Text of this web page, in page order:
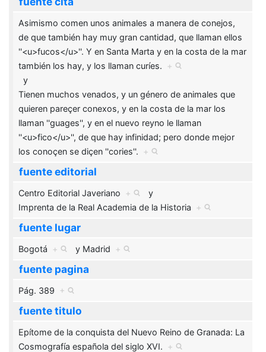
Asimismo comen unos animales a manera de conejos,
de que también hay muy gran cantidad, que llaman ellos
''<u>fucos</u>''. Y en Santa Marta y en la costa de la mar
también los hay, y los llaman curíes.
+
y
Tienen muchos venados, y un género de animales que
quieren pareçer conexos, y en la costa de la mar los
llaman ''guages'', y en el nuevo reyno le llaman
''<u>fico</u>'', de que hay infinidad; pero donde mejor
los conoçen se diçen ''cories''.
+
fuente editorial
Centro Editorial Javeriano +
y
Imprenta de la Real Academia de la Historia
+
fuente lugar
Bogotá + y Madrid +
fuente pagina
Pág. 389 +
fuente titulo
Epítome de la conquista del Nuevo Reino de Granada: La
Cosmografía española del siglo XVI.
+